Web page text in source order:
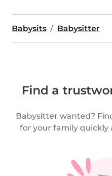
Babysits Babysitter
Find a
Babysitter wanted?
for your family quickly